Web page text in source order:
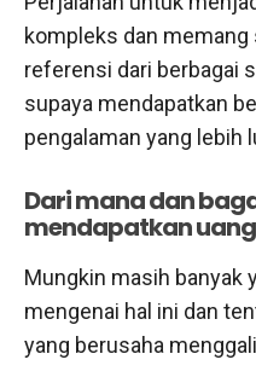
kompleks dan memang
referensi dari berbagai
supaya mendapatkan
pengalaman yang lebih
Dari mana dan
mendapatkan
Mungkin masih banyak
mengenai hal ini dan
yang berusaha